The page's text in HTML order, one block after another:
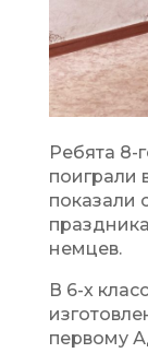
Ребята 8-
поиграли
показали
немцев.
В 6-х
первому